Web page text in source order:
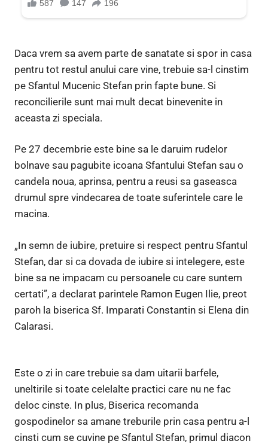
Daca vrem sa avem parte de sanatate si spor in casa
pentru tot restul anului care vine, trebuie sa-l cinstim
pe Sfantul Mucenic Stefan prin fapte bune. Si
reconcilierile sunt mai mult decat binevenite in
aceasta zi speciala.
Pe 27 decembrie este bine sa le daruim rudelor
bolnave sau pagubite icoana Sfantului Stefan sau o
candela noua, aprinsa, pentru a reusi sa gaseasca
drumul spre vindecarea de toate suferintele care le
macina.
„In semn de iubire, pretuire si respect pentru Sfantul
Stefan, dar si ca dovada de iubire si intelegere, este
bine sa ne impacam cu persoanele cu care suntem
certati”, a declarat parintele Ramon Eugen Ilie, preot
paroh la biserica Sf. Imparati Constantin si Elena din
Calarasi.
Este o zi in care trebuie sa dam uitarii barfele,
uneltirile si toate celelalte practici care nu ne fac
deloc cinste. In plus, Biserica recomanda
gospodinelor sa amane treburile prin casa pentru a-l
cinsti cum se cuvine pe Sfantul Stefan, primul diacon